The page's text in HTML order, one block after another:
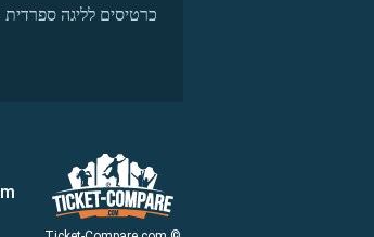
כרטיסים לליגה ספרדית